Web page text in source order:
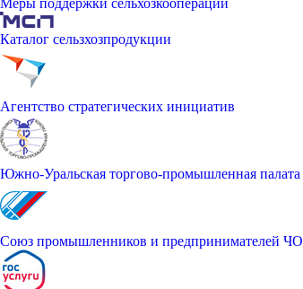
Каталог сельзхозпродукции
Агентство стратегических инициатив
Южно-Уральская торгово-промышленная палата
Союз промышленников и предпринимателей ЧО